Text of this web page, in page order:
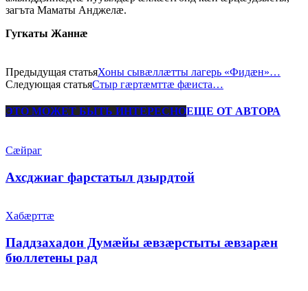
загъта Маматы Анджелæ.
Гугкаты Жаннæ
Предыдущая статьяХоны сывæллæтты лагерь «Фидæн»…
Следующая статьяСтыр гæртæмттæ фæиста…
ЭТО МОЖЕТ БЫТЬ ИНТЕРЕСНОЕЩЕ ОТ АВТОРА
Сæйраг
Ахсджиаг фарстатыл дзырдтой
Хабæрттæ
Паддзахадон Думæйы æвзæрстыты æвзарæн
бюллетены рад